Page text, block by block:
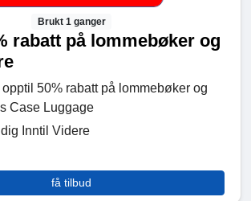
Brukt 1 ganger
rabatt på lommebøker og
50% rabatt på lommebøker og
Case Luggage
Inntil Videre
få tilbud